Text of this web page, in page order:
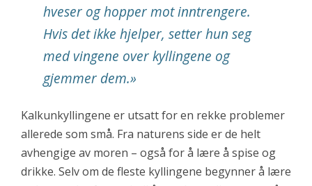
hveser og hopper mot inntrengere.
Hvis det ikke hjelper, setter hun seg
med vingene over kyllingene og
gjemmer dem.»
Kalkunkyllingene er utsatt for en rekke problemer
allerede som små. Fra naturens side er de helt
avhengige av moren – også for å lære å spise og
drikke. Selv om de fleste kyllingene begynner å lære